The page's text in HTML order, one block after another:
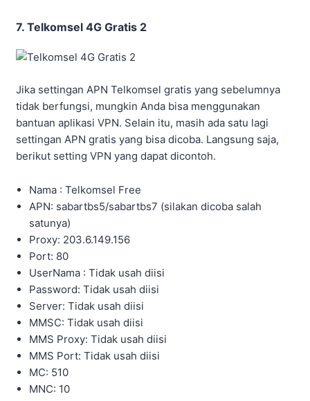
7. Telkomsel 4G Gratis 2
Jika settingan APN Telkomsel gratis yang sebelumnya
tidak berfungsi, mungkin Anda bisa menggunakan
bantuan aplikasi VPN. Selain itu, masih ada satu lagi
settingan APN gratis yang bisa dicoba. Langsung saja,
berikut setting VPN yang dapat dicontoh.
Nama : Telkomsel Free
APN: sabartbs5/sabartbs7 (silakan dicoba salah
satunya)
Proxy: 203.6.149.156
Port: 80
UserNama : Tidak usah diisi
Password: Tidak usah diisi
Server: Tidak usah diisi
MMSC: Tidak usah diisi
MMS Proxy: Tidak usah diisi
MMS Port: Tidak usah diisi
MC: 510
MNC: 10